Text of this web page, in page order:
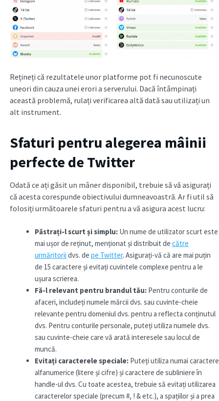
Rețineți că rezultatele unor platforme pot fi necunoscute
uneori din cauza unei erori a serverului. Dacă întâmpinați
această problemă, rulați verificarea altă dată sau utilizați un
alt instrument.
Sfaturi pentru alegerea mâinii
perfecte de Twitter
Odată ce ați găsit un mâner disponibil, trebuie să vă asigurați
că acesta corespunde obiectivului dumneavoastră. Ar fi util să
folosiți următoarele sfaturi pentru a vă asigura acest lucru:
Păstrați-l scurt și simplu: Un nume de utilizator scurt este
mai ușor de reținut, menționat și distribuit de către
urmăritorii dvs. de pe Twitter. Asigurați-vă că are mai puțin
de 15 caractere și evitați cuvintele complexe pentru a le
ușura scrierea.
Fă-l relevant pentru brandul tău: Pentru conturile de
afaceri, includeți numele mărcii dvs. sau cuvinte-cheie
relevante pentru domeniul dvs. pentru a reflecta conținutul
dvs. Pentru conturile personale, puteți utiliza numele dvs.
sau cuvinte-cheie care vă arată interesele sau locul de
muncă.
Evitați caracterele speciale: Puteți utiliza numai caractere
alfanumerice (litere și cifre) și caractere de subliniere în
handle-ul dvs. Cu toate acestea, trebuie să evitați utilizarea
caracterelor speciale (precum #, ! & etc.), a spațiilor și a prea